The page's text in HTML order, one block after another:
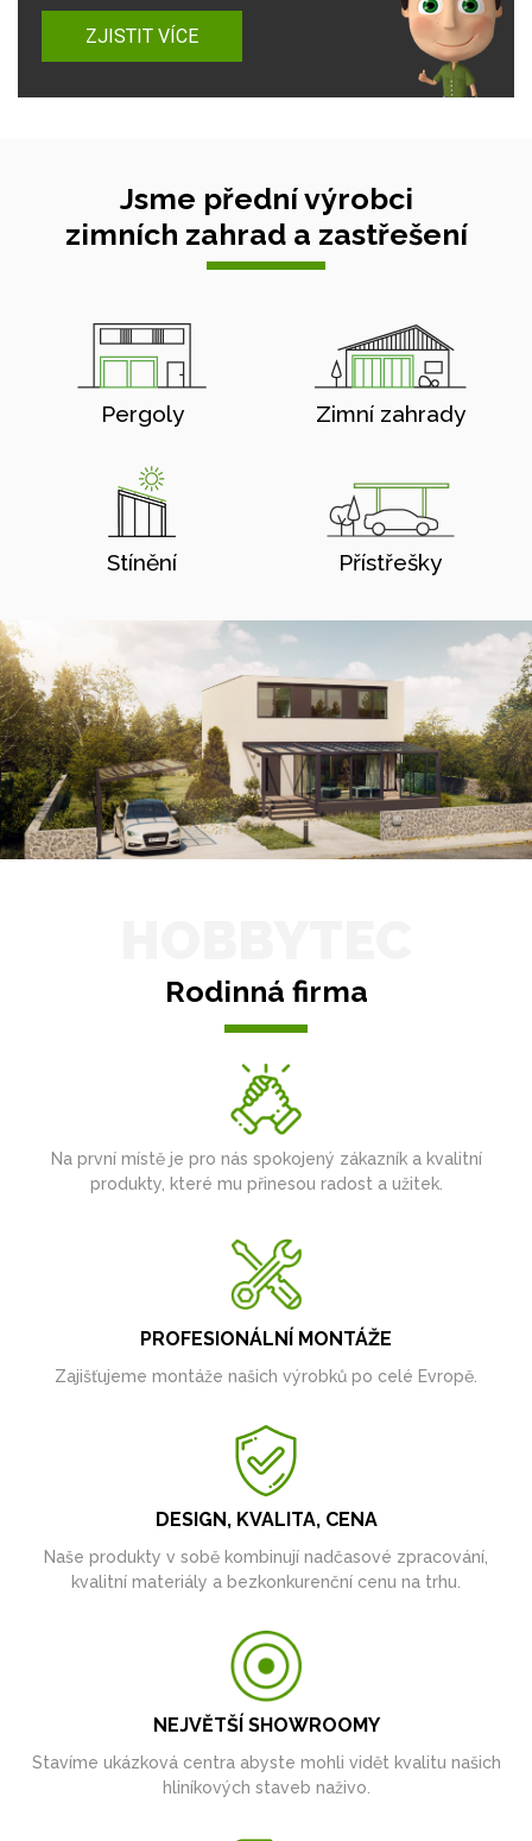
ZJISTIT VÍCE
Jsme přední výrobci
zimních zahrad a zastřešení
Pergoly Zimní zahrady
Stínění Přístřešky
Rodinná firma
Na první místě je pro nás spokojený zákazník a kvalitní
produkty, které mu přinesou radost a užitek.
PROFESIONÁLNÍ MONTÁŽE
Zajišťujeme montáže našich výrobků po celé Evropě.
DESIGN, KVALITA, CENA
Naše produkty v sobě kombinují nadčasové zpracování,
kvalitní materiály a bezkonkurenční cenu na trhu.
NEJVĚTŠÍ SHOWROOMY
Stavíme ukázková centra abyste mohli vidět kvalitu našich
hliníkových staveb naživo.